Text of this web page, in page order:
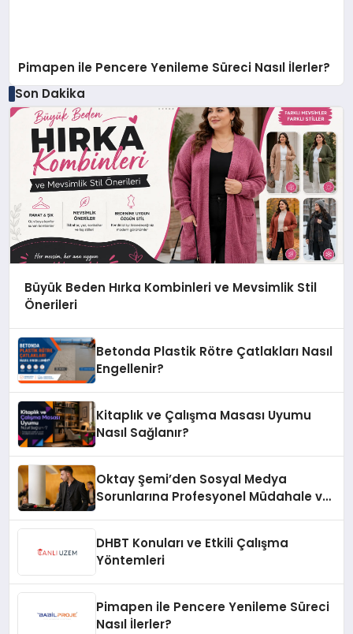
Pimapen ile Pencere Yenileme Süreci Nasıl İlerler?
Son Dakika
Büyük Beden Hırka Kombinleri ve Mevsimlik Stil
Önerileri
Betonda Plastik Rötre Çatlakları Nasıl
Engellenir?
Kitaplık ve Çalışma Masası Uyumu
Nasıl Sağlanır?
Oktay Şemi’den Sosyal Medya
Sorunlarına Profesyonel Müdahale ve
DHBT Konuları ve Etkili Çalışma
Yöntemleri
Pimapen ile Pencere Yenileme Süreci
Nasıl İlerler?